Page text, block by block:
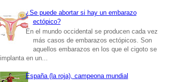
¿Se puede abortar si hay un embarazo
ectópico?
En el mundo occidental se producen cada vez
más casos de embarazos ectópicos. Son
aquellos embarazos en los que el cigoto se
implanta en un...
España (la roja), campeona mundial